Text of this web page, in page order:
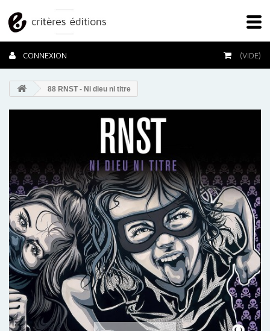
CONNEXION (VIDE)
88 RNST - Ni dieu ni titre